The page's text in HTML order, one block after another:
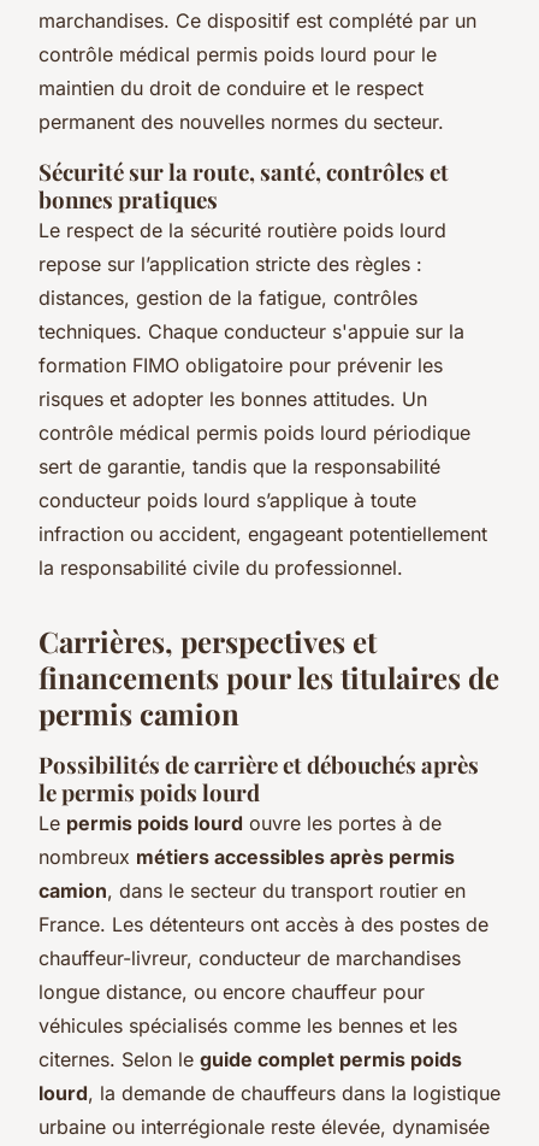
marchandises. Ce dispositif est complété par un
contrôle médical permis poids lourd pour le
maintien du droit de conduire et le respect
permanent des nouvelles normes du secteur.
Sécurité sur la route, santé, contrôles et
bonnes pratiques
Le respect de la sécurité routière poids lourd
repose sur l’application stricte des règles :
distances, gestion de la fatigue, contrôles
techniques. Chaque conducteur s'appuie sur la
formation FIMO obligatoire pour prévenir les
risques et adopter les bonnes attitudes. Un
contrôle médical permis poids lourd périodique
sert de garantie, tandis que la responsabilité
conducteur poids lourd s’applique à toute
infraction ou accident, engageant potentiellement
la responsabilité civile du professionnel.
Carrières, perspectives et
financements pour les titulaires de
permis camion
Possibilités de carrière et débouchés après
le permis poids lourd
Le permis poids lourd ouvre les portes à de
nombreux métiers accessibles après permis
camion, dans le secteur du transport routier en
France. Les détenteurs ont accès à des postes de
chauffeur-livreur, conducteur de marchandises
longue distance, ou encore chauffeur pour
véhicules spécialisés comme les bennes et les
citernes. Selon le guide complet permis poids
lourd, la demande de chauffeurs dans la logistique
urbaine ou interrégionale reste élevée, dynamisée